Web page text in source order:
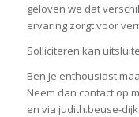
geloven we dat
ervaring zorgt voor
Solliciteren kan
Ben je enthousiast
Neem dan contact op
en via judith.beuse-